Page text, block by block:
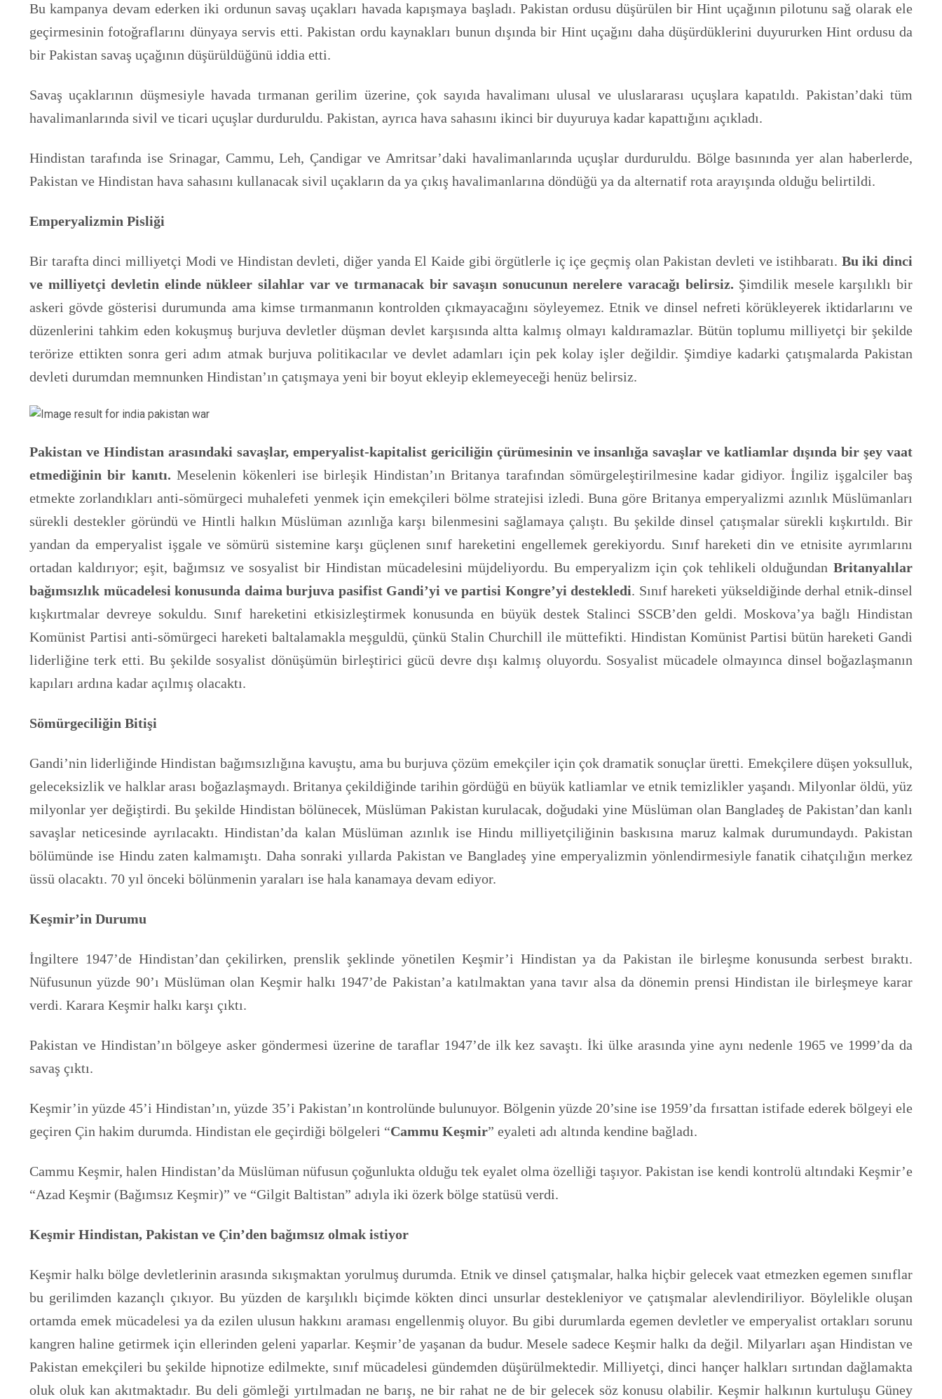
Bu kampanya devam ederken iki ordunun savaş uçakları havada kapışmaya başladı. Pakistan ordusu düşürülen bir Hint uçağının pilotunu sağ olarak ele
geçirmesinin fotoğraflarını dünyaya servis etti. Pakistan ordu kaynakları bunun dışında bir Hint uçağını daha düşürdüklerini duyururken Hint ordusu da
bir Pakistan savaş uçağının düşürüldüğünü iddia etti.
Savaş uçaklarının düşmesiyle havada tırmanan gerilim üzerine, çok sayıda havalimanı ulusal ve uluslararası uçuşlara kapatıldı. Pakistan’daki tüm
havalimanlarında sivil ve ticari uçuşlar durduruldu. Pakistan, ayrıca hava sahasını ikinci bir duyuruya kadar kapattığını açıkladı.
Hindistan tarafında ise Srinagar, Cammu, Leh, Çandigar ve Amritsar’daki havalimanlarında uçuşlar durduruldu. Bölge basınında yer alan haberlerde,
Pakistan ve Hindistan hava sahasını kullanacak sivil uçakların da ya çıkış havalimanlarına döndüğü ya da alternatif rota arayışında olduğu belirtildi.
Emperyalizmin Pisliği
Bir tarafta dinci milliyetçi Modi ve Hindistan devleti, diğer yanda El Kaide gibi örgütlerle iç içe geçmiş olan Pakistan devleti ve istihbaratı. Bu iki dinci
ve milliyetçi devletin elinde nükleer silahlar var ve tırmanacak bir savaşın sonucunun nerelere varacağı belirsiz. Şimdilik mesele karşılıklı bir
askeri gövde gösterisi durumunda ama kimse tırmanmanın kontrolden çıkmayacağını söyleyemez. Etnik ve dinsel nefreti körükleyerek iktidarlarını ve
düzenlerini tahkim eden kokuşmuş burjuva devletler düşman devlet karşısında altta kalmış olmayı kaldıramazlar. Bütün toplumu milliyetçi bir şekilde
terörize ettikten sonra geri adım atmak burjuva politikacılar ve devlet adamları için pek kolay işler değildir. Şimdiye kadarki çatışmalarda Pakistan
devleti durumdan memnunken Hindistan’ın çatışmaya yeni bir boyut ekleyip eklemeyeceği henüz belirsiz.
Pakistan ve Hindistan arasındaki savaşlar, emperyalist-kapitalist gericiliğin çürümesinin ve insanlığa savaşlar ve katliamlar dışında bir şey vaat
etmediğinin bir kanıtı. Meselenin kökenleri ise birleşik Hindistan’ın Britanya tarafından sömürgeleştirilmesine kadar gidiyor. İngiliz işgalciler baş
etmekte zorlandıkları anti-sömürgeci muhalefeti yenmek için emekçileri bölme stratejisi izledi. Buna göre Britanya emperyalizmi azınlık Müslümanları
sürekli destekler göründü ve Hintli halkın Müslüman azınlığa karşı bilenmesini sağlamaya çalıştı. Bu şekilde dinsel çatışmalar sürekli kışkırtıldı. Bir
yandan da emperyalist işgale ve sömürü sistemine karşı güçlenen sınıf hareketini engellemek gerekiyordu. Sınıf hareketi din ve etnisite ayrımlarını
ortadan kaldırıyor; eşit, bağımsız ve sosyalist bir Hindistan mücadelesini müjdeliyordu. Bu emperyalizm için çok tehlikeli olduğundan Britanyalılar
bağımsızlık mücadelesi konusunda daima burjuva pasifist Gandi’yi ve partisi Kongre’yi destekledi. Sınıf hareketi yükseldiğinde derhal etnik-dinsel
kışkırtmalar devreye sokuldu. Sınıf hareketini etkisizleştirmek konusunda en büyük destek Stalinci SSCB’den geldi. Moskova’ya bağlı Hindistan
Komünist Partisi anti-sömürgeci hareketi baltalamakla meşguldü, çünkü Stalin Churchill ile müttefikti. Hindistan Komünist Partisi bütün hareketi Gandi
liderliğine terk etti. Bu şekilde sosyalist dönüşümün birleştirici gücü devre dışı kalmış oluyordu. Sosyalist mücadele olmayınca dinsel boğazlaşmanın
kapıları ardına kadar açılmış olacaktı.
Sömürgeciliğin Bitişi
Gandi’nin liderliğinde Hindistan bağımsızlığına kavuştu, ama bu burjuva çözüm emekçiler için çok dramatik sonuçlar üretti. Emekçilere düşen yoksulluk,
geleceksizlik ve halklar arası boğazlaşmaydı. Britanya çekildiğinde tarihin gördüğü en büyük katliamlar ve etnik temizlikler yaşandı. Milyonlar öldü, yüz
milyonlar yer değiştirdi. Bu şekilde Hindistan bölünecek, Müslüman Pakistan kurulacak, doğudaki yine Müslüman olan Bangladeş de Pakistan’dan kanlı
savaşlar neticesinde ayrılacaktı. Hindistan’da kalan Müslüman azınlık ise Hindu milliyetçiliğinin baskısına maruz kalmak durumundaydı. Pakistan
bölümünde ise Hindu zaten kalmamıştı. Daha sonraki yıllarda Pakistan ve Bangladeş yine emperyalizmin yönlendirmesiyle fanatik cihatçılığın merkez
üssü olacaktı. 70 yıl önceki bölünmenin yaraları ise hala kanamaya devam ediyor.
Keşmir’in Durumu
İngiltere 1947’de Hindistan’dan çekilirken, prenslik şeklinde yönetilen Keşmir’i Hindistan ya da Pakistan ile birleşme konusunda serbest bıraktı.
Nüfusunun yüzde 90’ı Müslüman olan Keşmir halkı 1947’de Pakistan’a katılmaktan yana tavır alsa da dönemin prensi Hindistan ile birleşmeye karar
verdi. Karara Keşmir halkı karşı çıktı.
Pakistan ve Hindistan’ın bölgeye asker göndermesi üzerine de taraflar 1947’de ilk kez savaştı. İki ülke arasında yine aynı nedenle 1965 ve 1999’da da
savaş çıktı.
Keşmir’in yüzde 45’i Hindistan’ın, yüzde 35’i Pakistan’ın kontrolünde bulunuyor. Bölgenin yüzde 20’sine ise 1959’da fırsattan istifade ederek bölgeyi ele
geçiren Çin hakim durumda. Hindistan ele geçirdiği bölgeleri “Cammu Keşmir” eyaleti adı altında kendine bağladı.
Cammu Keşmir, halen Hindistan’da Müslüman nüfusun çoğunlukta olduğu tek eyalet olma özelliği taşıyor. Pakistan ise kendi kontrolü altındaki Keşmir’e
“Azad Keşmir (Bağımsız Keşmir)” ve “Gilgit Baltistan” adıyla iki özerk bölge statüsü verdi.
Keşmir Hindistan, Pakistan ve Çin’den bağımsız olmak istiyor
Keşmir halkı bölge devletlerinin arasında sıkışmaktan yorulmuş durumda. Etnik ve dinsel çatışmalar, halka hiçbir gelecek vaat etmezken egemen sınıflar
bu gerilimden kazançlı çıkıyor. Bu yüzden de karşılıklı biçimde kökten dinci unsurlar destekleniyor ve çatışmalar alevlendiriliyor. Böylelikle oluşan
ortamda emek mücadelesi ya da ezilen ulusun hakkını araması engellenmiş oluyor. Bu gibi durumlarda egemen devletler ve emperyalist ortakları sorunu
kangren haline getirmek için ellerinden geleni yaparlar. Keşmir’de yaşanan da budur. Mesele sadece Keşmir halkı da değil. Milyarları aşan Hindistan ve
Pakistan emekçileri bu şekilde hipnotize edilmekte, sınıf mücadelesi gündemden düşürülmektedir. Milliyetçi, dinci hançer halkları sırtından dağlamakta
oluk oluk kan akıtmaktadır. Bu deli gömleği yırtılmadan ne barış, ne bir rahat ne de bir gelecek söz konusu olabilir. Keşmir halkının kurtuluşu Güney